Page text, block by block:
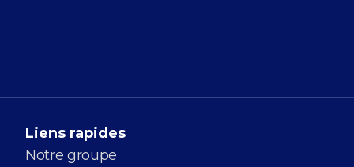
Liens rapides
Notre groupe